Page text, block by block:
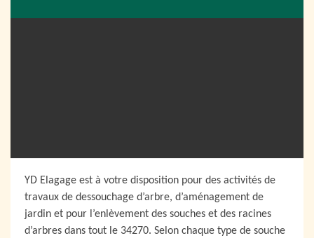
YD Elagage est à votre disposition pour des activités de
travaux de dessouchage d’arbre, d’aménagement de
jardin et pour l’enlèvement des souches et des racines
d’arbres dans tout le 34270. Selon chaque type de souche